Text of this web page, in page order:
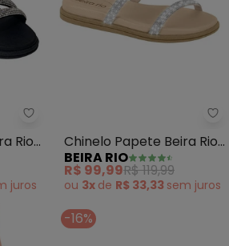
Beira Rio - Chinelo Papete
Rio
juros
Chinelo Papete Beira Rio
(Creme) em Sintético
BEIRA RIO
R$ 99,99R$ 119,99
ou 3x de R$ 33,33 sem juros
-16%